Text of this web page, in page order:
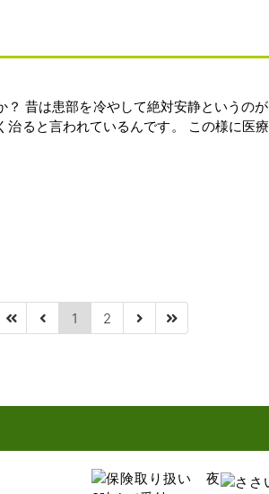
昔は患部を冷やして絶対安静というの
ると言われているんです。 この様に医
1 2